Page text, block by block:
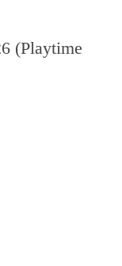
(Playtime